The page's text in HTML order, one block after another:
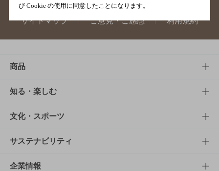
サイトマップ ご意見・ご感想 利用規約
商品
商品TOP
商品一覧
商品発売情報
栄養成分一覧
知る・楽しむ
知る・楽しむTOP
キャンペーン
工場見学
文化・スポーツ
文化・スポーツTOP
サントリーホール
サステナビリティ
サステナビリティTOP
企業情報
び Cookie の使用に同意したことになります。